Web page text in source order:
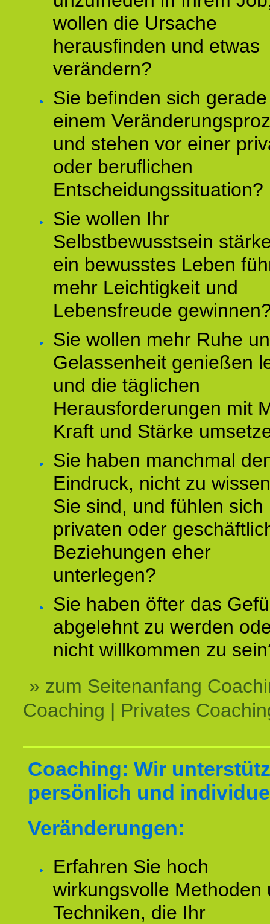
wollen die Ursache
herausfinden und etwas
verändern?
Sie befinden sich
einem
und stehen vor einer
oder beruflichen
Entscheidungssituation?
Sie wollen Ihr
Selbstbewusstsein
ein bewusstes Leben
mehr Leichtigkeit und
Lebensfreude
Sie wollen mehr Ruhe
Gelassenheit genießen
und die täglichen
Herausforderungen mit
Kraft und Stärke
Sie haben manchmal
Eindruck, nicht zu
Sie sind, und fühlen sich
privaten oder
Beziehungen eher
unterlegen?
Sie haben öfter das
abgelehnt zu werden
nicht willkommen zu
» zum Seitenanfang
Coaching | Privates
Coaching: Wir
persönlich und
Veränderungen:
Erfahren Sie hoch
wirkungsvolle Methoden
Techniken, die Ihr